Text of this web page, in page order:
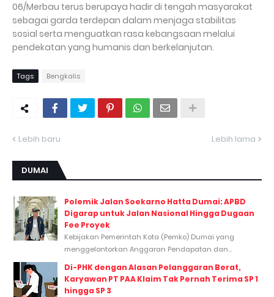
06/Merbau terus berupaya hadir di tengah masyarakat
sebagai garda terdepan dalam menjaga stabilitas
sosial serta menguatkan rasa kebangsaan melalui
pendekatan yang humanis dan berkelanjutan.
Tags Bengkalis
Lebih baru Lebih lama
DUMAI
Polemik Jalan Soekarno Hatta Dumai: APBD
Digarap untuk Jalan Nasional Hingga Dugaan
Fee Proyek
Kebijakan Pemerintah Kota (Pemko) Dumai yang
menggelontorkan Anggaran Pendapatan dan...
Di-PHK dengan Alasan Pelanggaran Berat,
Karyawan PT PAA Klaim Tak Pernah Terima SP 1
hingga SP 3